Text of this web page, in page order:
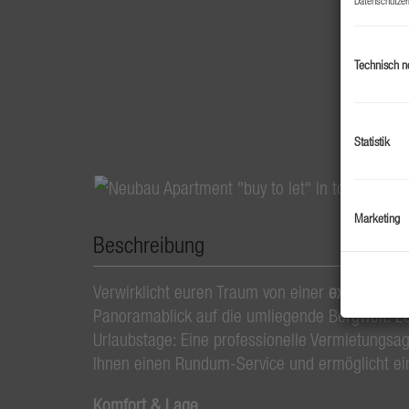
Beschreibung
Verwirklicht euren Traum von einer exklusiven
Panoramablick auf die umliegende Bergwelt.
Urlaubstage: Eine professionelle
Ihnen einen Rundum-Service und ermöglicht
Komfort & Lage
Technisch
Statistik
Marketing